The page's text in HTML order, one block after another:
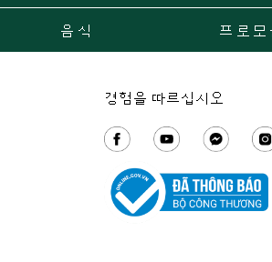
음식 프로모
경험을 따르십시오